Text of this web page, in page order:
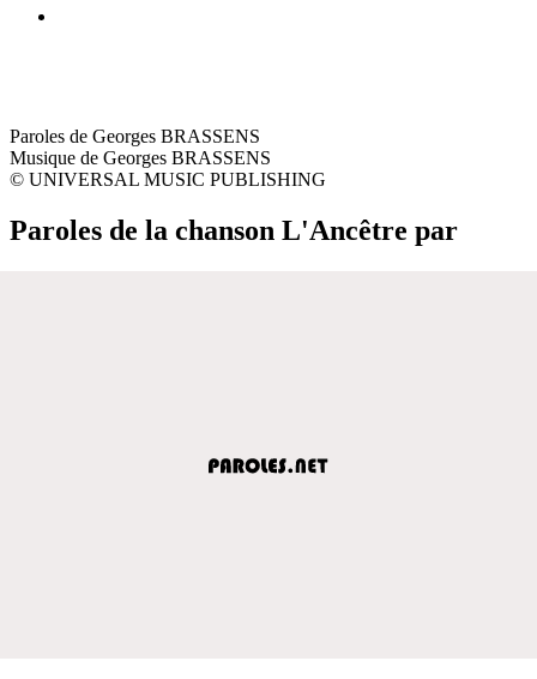
Paroles de Georges BRASSENS
Musique de Georges BRASSENS
© UNIVERSAL MUSIC PUBLISHING
Paroles de la chanson L'Ancêtre par